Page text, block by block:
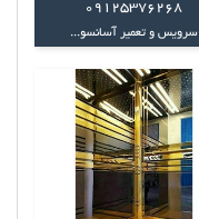
09125376268
سرویس و تعمیر آسانسو...